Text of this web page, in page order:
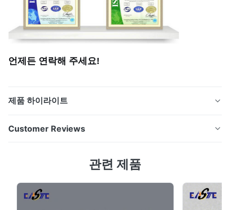
언제든 연락해 주세요!
제품 하이라이트
스 스틸 샴 시트 제품 개요 금속 셰임은 작은 공백을 채우
니어링의 얇은 금속 간격입니다.우리는 자동차와 같은 산
의료기기, 전자제품, 기계적 조립품. 우리의 쉐임은 안정적
Customer Reviews
Based on 50 reviews recently
관련 제품